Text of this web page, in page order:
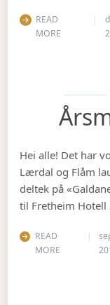
READ
MORE
Hei alle! Det har
Lærdal og Flåm
deltek på
til Fretheim Hotell
READ
MORE